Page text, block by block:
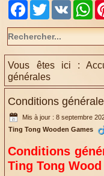
Facebook
TwitterVK
Vous êtes ici :
générales
Conditions
Mis à jour : 8 septembre
Ting Tong Wooden Games
Conditions
Ting Tong